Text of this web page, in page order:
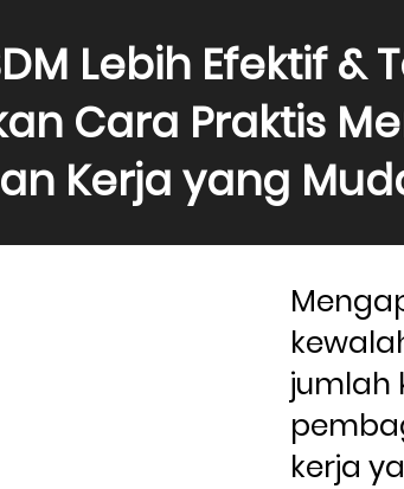
Lebih Efektif
Cara Praktis
Kerja yang
jumlah
kerja